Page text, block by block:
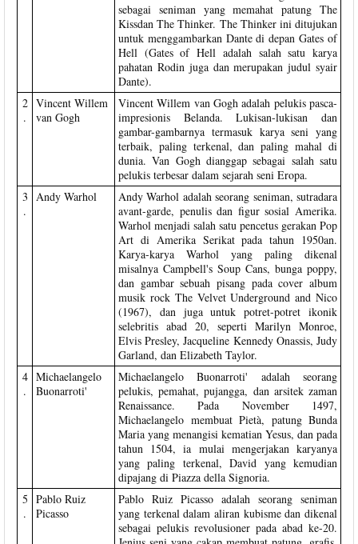
sebagai seniman yang memahat patung The
Kissdan The Thinker. The Thinker ini ditujukan
untuk menggambarkan Dante di depan Gates of
Hell (Gates of Hell adalah salah satu karya
pahatan Rodin juga dan merupakan judul syair
Dante).
2
.
Vincent Willem
van Gogh
Vincent Willem van Gogh adalah pelukis pasca-
impresionis Belanda. Lukisan-lukisan dan
gambar-gambarnya termasuk karya seni yang
terbaik, paling terkenal, dan paling mahal di
dunia. Van Gogh dianggap sebagai salah satu
pelukis terbesar dalam sejarah seni Eropa.
3
.
Andy Warhol
Andy Warhol adalah seorang seniman, sutradara
avant-garde, penulis dan figur sosial Amerika.
Warhol menjadi salah satu pencetus gerakan Pop
Art di Amerika Serikat pada tahun 1950an.
Karya-karya Warhol yang paling dikenal
misalnya Campbell's Soup Cans, bunga poppy,
dan gambar sebuah pisang pada cover album
musik rock The Velvet Underground and Nico
(1967), dan juga untuk potret-potret ikonik
selebritis abad 20, seperti Marilyn Monroe,
Elvis Presley, Jacqueline Kennedy Onassis, Judy
Garland, dan Elizabeth Taylor.
4
.
Michaelangelo
Buonarroti'
Michaelangelo Buonarroti' adalah seorang
pelukis, pemahat, pujangga, dan arsitek zaman
Renaissance. Pada November 1497,
Michaelangelo membuat Pietà, patung Bunda
Maria yang menangisi kematian Yesus, dan pada
tahun 1504, ia mulai mengerjakan karyanya
yang paling terkenal, David yang kemudian
dipajang di Piazza della Signoria.
5
.
Pablo Ruiz
Picasso
Pablo Ruiz Picasso adalah seorang seniman
yang terkenal dalam aliran kubisme dan dikenal
sebagai pelukis revolusioner pada abad ke-20.